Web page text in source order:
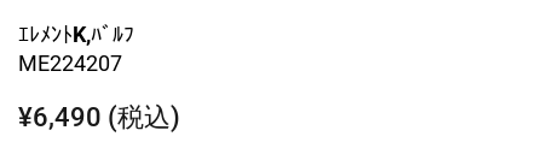
ｴﾚﾒﾝﾄK,ﾊﾞﾙﾌ
ME224207
¥6,490 (税込)